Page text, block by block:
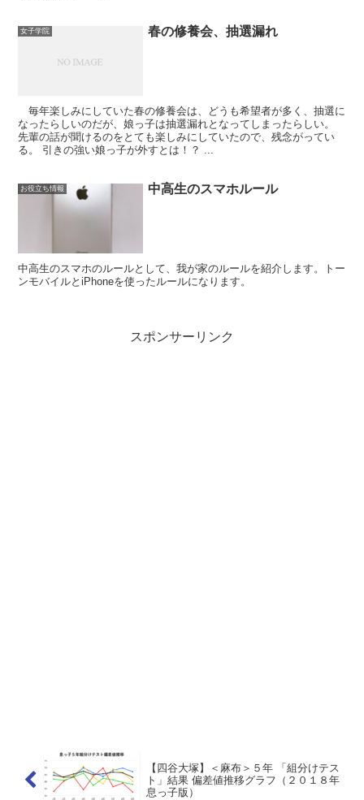
女子学院 春の修養会、抽選漏れ
毎年楽しみにしていた春の修養会は、どうも希望者が多く、抽選に
なったらしいのだが、娘っ子は抽選漏れとなってしまったらしい。
先輩の話が聞けるのをとても楽しみにしていたので、残念がってい
る。 引きの強い娘っ子が外すとは！？ ...
お役立ち情報 中高生のスマホルール
中高生のスマホのルールとして、我が家のルールを紹介します。トー
ンモバイルとiPhoneを使ったルールになります。
スポンサーリンク
【四谷大塚】＜麻布＞５年 「組分けテス
ト」結果 偏差値推移グラフ（２０１８年
息っ子版）